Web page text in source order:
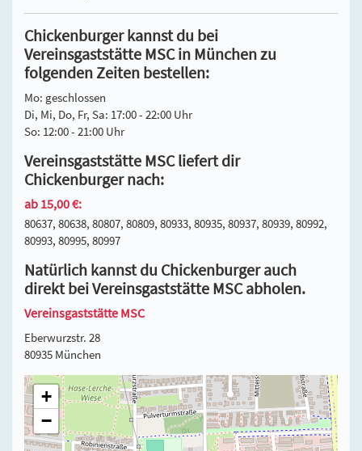
Chickenburger kannst du bei
Vereinsgaststätte MSC in München zu
folgenden Zeiten bestellen:
Mo: geschlossen
Di, Mi, Do, Fr, Sa: 17:00 - 22:00 Uhr
So: 12:00 - 21:00 Uhr
Vereinsgaststätte MSC liefert dir
Chickenburger nach:
ab 15,00 €:
80637, 80638, 80807, 80809, 80933, 80935, 80937, 80939, 80992,
80993, 80995, 80997
Natürlich kannst du Chickenburger auch
direkt bei Vereinsgaststätte MSC abholen.
Vereinsgaststätte MSC
Eberwurzstr. 28
80935 München
+
−